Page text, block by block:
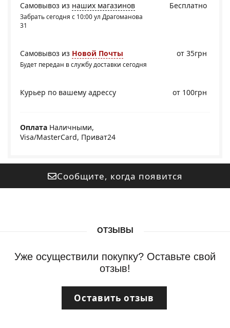
Бесплатно
Самовывоз из наших магазинов
Забрать сегодня с 10:00 ул Драгоманова
31
Самовывоз из Новой Почты
Будет передан в службу доставки сегодня
от 35грн
Курьер по вашему адрессу от 100грн
Оплата Наличными,
Visa/MasterCard, Приват24
Сообщите, когда появится
ОТЗЫВЫ
Уже осуществили покупку? Оставьте свой
отзыв!
Оставить отзыв